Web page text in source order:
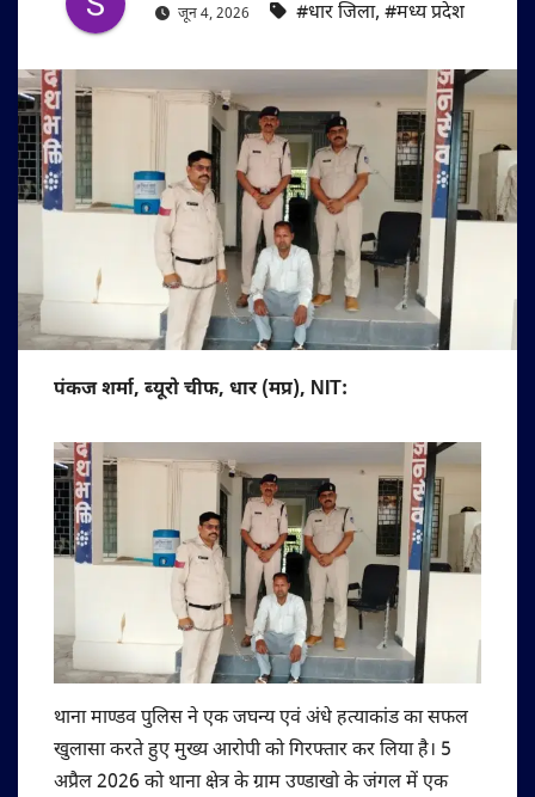
जून 4, 2026 #धार जिला, #मध्य प्रदेश
पंकज शर्मा, ब्यूरो चीफ, धार (मप्र), NIT:
थाना माण्डव पुलिस ने एक जघन्य एवं अंधे हत्याकांड का सफल
खुलासा करते हुए मुख्य आरोपी को गिरफ्तार कर लिया है। 5
अप्रैल 2026 को थाना क्षेत्र के ग्राम उण्डाखो के जंगल में एक